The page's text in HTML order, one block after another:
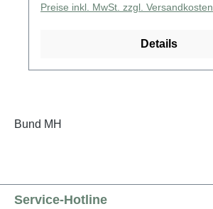
Preise inkl. MwSt. zzgl. Versandkosten
Details
Bund MH
Service-Hotline